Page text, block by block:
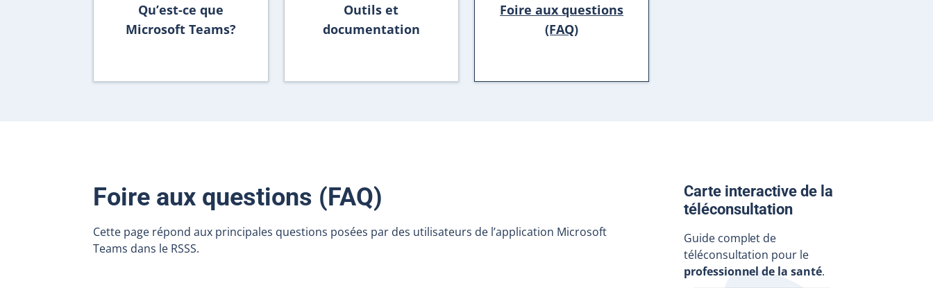
Qu’est-ce que
Microsoft Teams?
Outils et
documentation
Foire aux questions
(FAQ)
Foire aux questions (FAQ)
Cette page répond aux principales questions posées par des utilisateurs de l’application Microsoft
Teams dans le RSSS.
Carte interactive de la
téléconsultation
Guide complet de
téléconsultation pour le
professionnel de la santé.